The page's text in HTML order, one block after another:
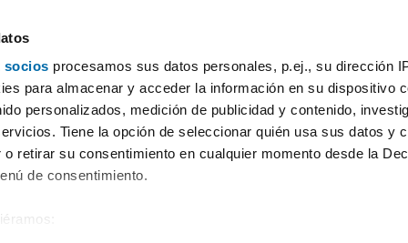
socios procesamos sus datos personales, p.ej., su dirección
para almacenar y acceder la información en su dispositivo
personalizados, medición de publicidad y contenido,
Tiene la opción de seleccionar quién usa sus datos y
retirar su consentimiento en cualquier momento desde la
de consentimiento.
Habitaciones Más filtros - 2
piso barato Moncloa Aravaca Madrid